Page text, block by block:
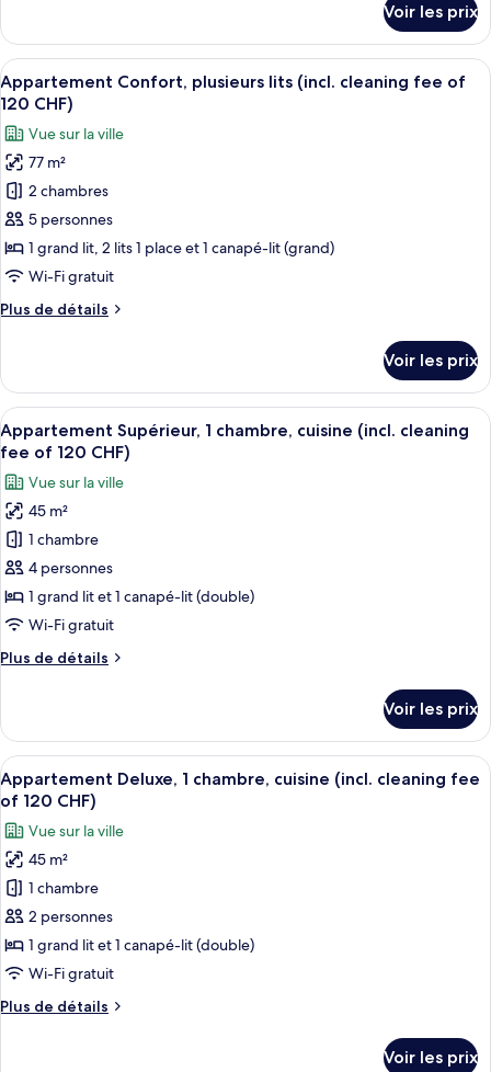
lit
et
1
canapé-
lit
(incl.
cleaning
fee
of
120
CHF)
le
type
de
chambre
Appartement
Confort,
grand
lit
et
canapé-
lit
cleaning
CHF)
Voir les prix
Afficher
toutes
les
photos
pour
ce
type
de
chambre :
Confort,
(incl.
cleaning
fee
of
120
CHF)
Un lit bien fait, recouvert d’une
32
Appartement Confort, plusieurs lits (incl. cleaning fee of
120 CHF)
Vue sur la ville
77 m²
2 chambres
5 personnes
1 grand lit, 2 lits 1 place et 1 canapé-lit (grand)
Wi-Fi gratuit
Plus de détails
Plus
le
type
de
chambre
Confort,
plusieurs
lits
(incl.
cleaning
of
120
Voir les prix
Afficher
toutes
les
photos
pour
ce
type
de
chambre :
Supérieur,
cuisine
(incl.
cleaning
fee
of
120
CHF)
Une chambre d’hôtel moderne,
30
Appartement Supérieur, 1 chambre, cuisine (incl. cleaning
fee of 120 CHF)
Vue sur la ville
45 m²
1 chambre
4 personnes
1 grand lit et 1 canapé-lit (double)
Wi-Fi gratuit
Plus de détails
Plus
le
type
de
chambre
Appartement
Supérieur,
chambre,
cuisine
(incl.
fee
of
CHF)
Voir les prix
Afficher
toutes
les
photos
pour
ce
type
de
chambre :
Deluxe,
Une chambre moderne avec un lit
22
Appartement Deluxe, 1 chambre, cuisine (incl. cleaning fee
of 120 CHF)
Vue sur la ville
45 m²
1 chambre
2 personnes
1 grand lit et 1 canapé-lit (double)
Wi-Fi gratuit
Plus de détails
Plus
Voir les prix